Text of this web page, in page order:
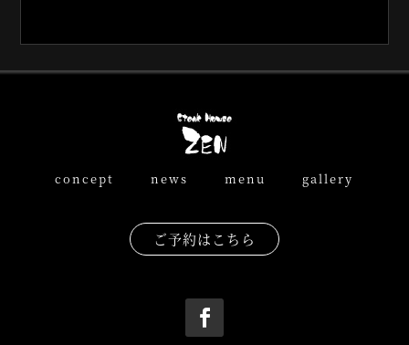
concept news menu gallery
ご予約はこちら